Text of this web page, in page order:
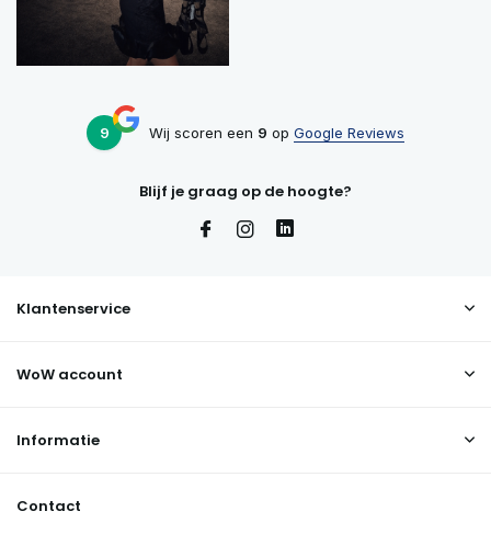
9 Wij scoren een 9 op Google Reviews
Blijf je graag op de hoogte?
Klantenservice
WoW account
Informatie
Contact